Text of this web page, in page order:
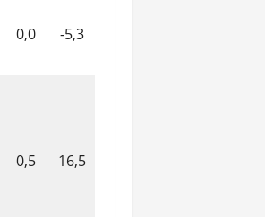
0,0 -5,3
0,5 16,5